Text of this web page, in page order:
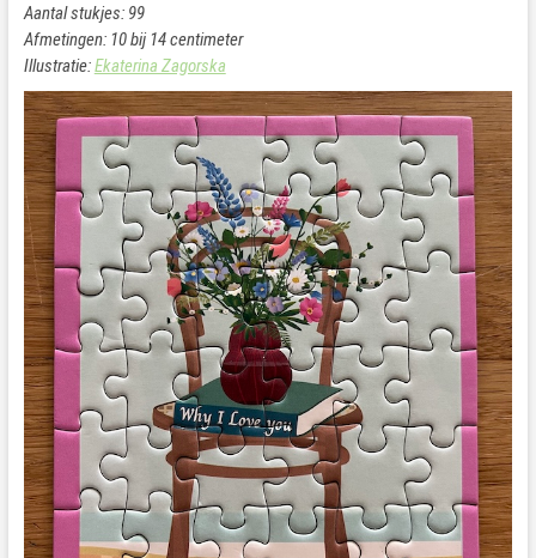
Aantal stukjes: 99
Afmetingen: 10 bij 14 centimeter
Illustratie:Ekaterina Zagorska